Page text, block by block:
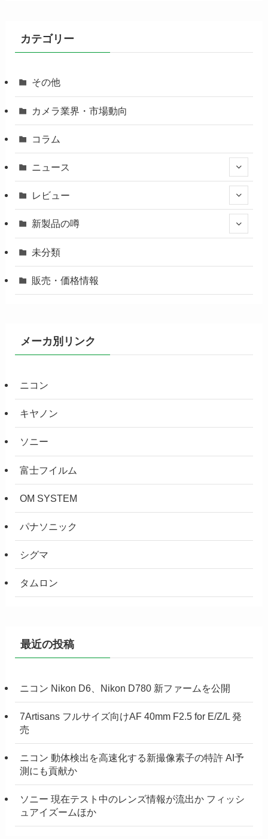
カテゴリー
その他
カメラ業界・市場動向
コラム
ニュース
レビュー
新製品の噂
未分類
販売・価格情報
メーカ別リンク
ニコン
キヤノン
ソニー
富士フイルム
OM SYSTEM
パナソニック
シグマ
タムロン
最近の投稿
ニコン Nikon D6、Nikon D780 新ファームを公開
7Artisans フルサイズ向けAF 40mm F2.5 for E/Z/L 発
売
ニコン 動体検出を高速化する新撮像素子の特許 AI予
測にも貢献か
ソニー 現在テスト中のレンズ情報が流出か フィッシ
ュアイズームほか